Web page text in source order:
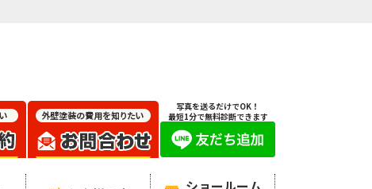
写真を送るだけでOK！
最短1分で無料診断できます